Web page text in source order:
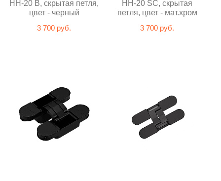
HH-20 B, скрытая петля,
цвет - черный
3 700 руб.
HH-20 SC, скрытая
петля, цвет - мат.хром
3 700 руб.